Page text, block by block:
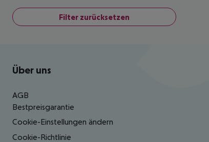
Filter zurücksetzen
Footer navigation
Über uns
AGB
Bestpreisgarantie
Cookie-Einstellungen ändern
Cookie-Richtlinie